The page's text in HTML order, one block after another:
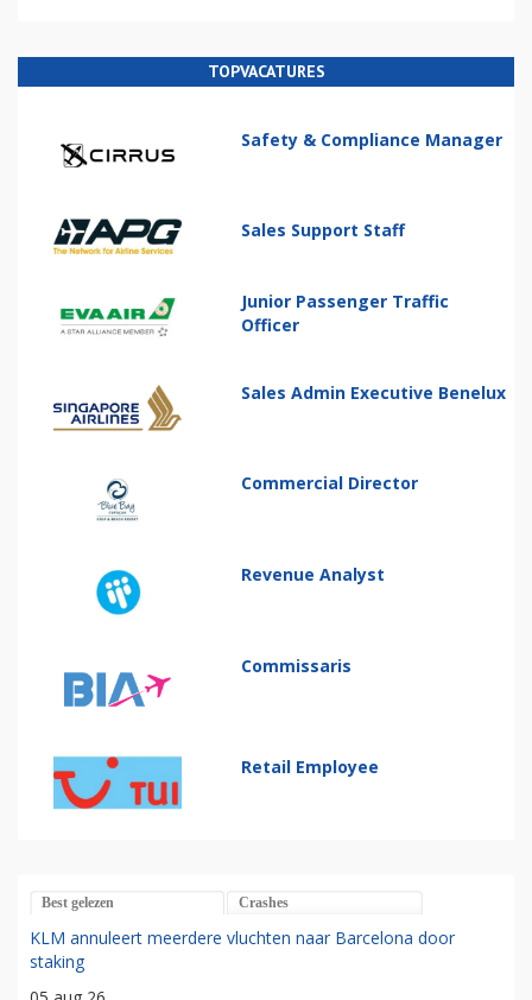
TOPVACATURES
Safety & Compliance Manager
Sales Support Staff
Junior Passenger Traffic
Officer
Sales Admin Executive Benelux
Commercial Director
Revenue Analyst
Commissaris
Retail Employee
Best gelezen Crashes
KLM annuleert meerdere vluchten naar Barcelona door
staking